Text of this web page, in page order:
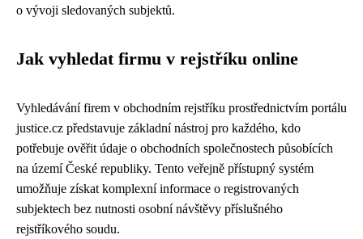
o vývoji sledovaných subjektů.
Jak vyhledat firmu v rejstříku online
Vyhledávání firem v obchodním rejstříku prostřednictvím portálu
justice.cz představuje základní nástroj pro každého, kdo
potřebuje ověřit údaje o obchodních společnostech působících
na území České republiky. Tento veřejně přístupný systém
umožňuje získat komplexní informace o registrovaných
subjektech bez nutnosti osobní návštěvy příslušného
rejstříkového soudu.